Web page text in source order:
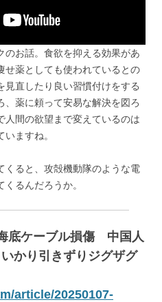
のお話。食欲を抑える効果があ
せ薬としても使われているとの
見直したり良い習慣付けをする
、薬に頼って安易な解決を図ろ
人間の欲望まで変えているのは
ますね。
くると、攻殻機動隊のような電
るんだろうか。
底ケーブル損傷 中国人
かり引きずりジグザグ
article/20250107-